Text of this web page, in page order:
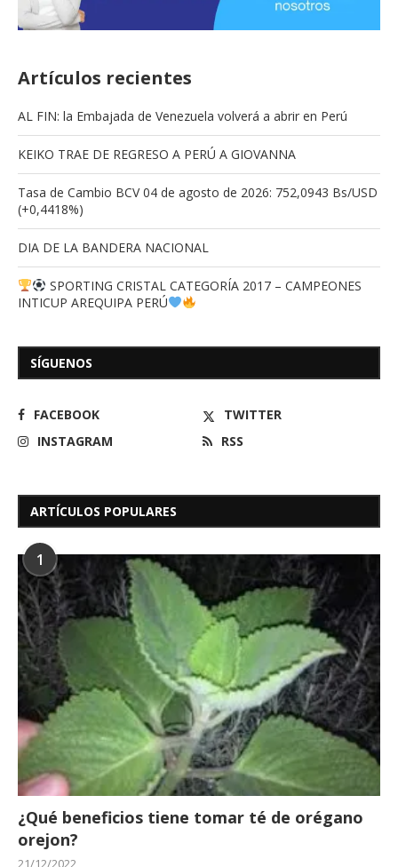
Artículos recientes
AL FIN: la Embajada de Venezuela volverá a abrir en Perú
KEIKO TRAE DE REGRESO A PERÚ A GIOVANNA
Tasa de Cambio BCV 04 de agosto de 2026: 752,0943 Bs/USD
(+0,4418%)
DIA DE LA BANDERA NACIONAL
SPORTING CRISTAL CATEGORÍA 2017 – CAMPEONES
INTICUP AREQUIPA PERÚ
SÍGUENOS
FACEBOOK
TWITTER
INSTAGRAM
RSS
ARTÍCULOS POPULARES
1
¿Qué beneficios tiene tomar té de orégano
orejon?
21/12/2022